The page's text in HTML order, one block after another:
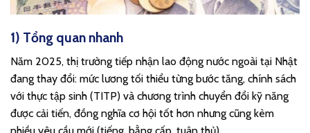
1) Tổng quan nhanh
Năm 2025, thị trường tiếp nhận lao động nước ngoài tại Nhật
đang thay đổi: mức lương tối thiểu từng bước tăng, chính sách
với thực tập sinh (TITP) và chương trình chuyển đổi kỹ năng
được cải tiến, đồng nghĩa cơ hội tốt hơn nhưng cũng kèm
nhiều yêu cầu mới (tiếng, bằng cấp, tuân thủ).